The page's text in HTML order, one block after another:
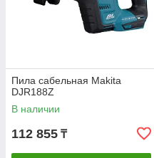
Пила сабельная Makita
DJR188Z
В наличии
112 855 ₸